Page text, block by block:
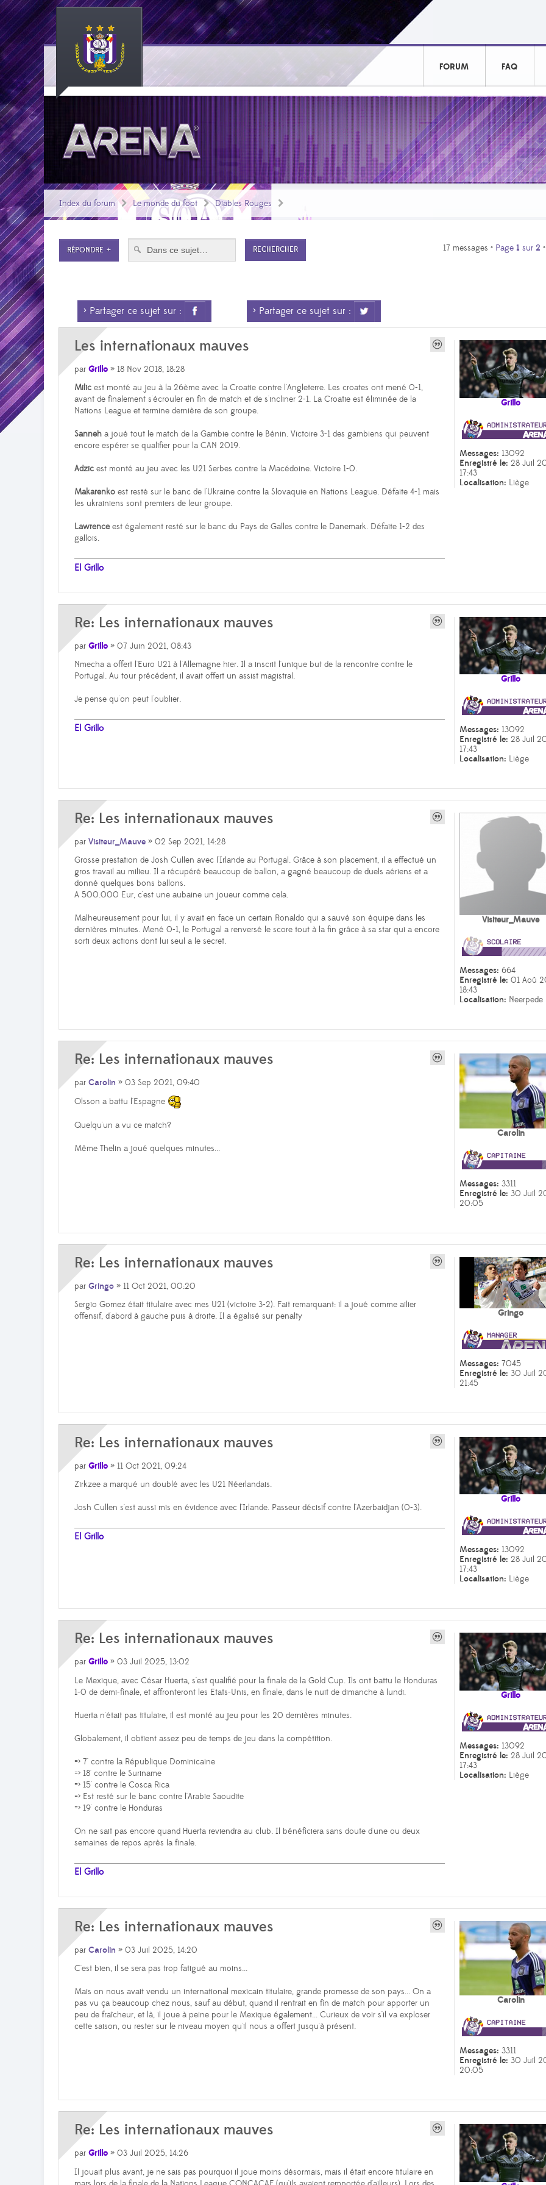
FORUM FAQ
Index du forum Le monde du foot Diables Rouges
RÉPONDRE 17 messages • Page 1 sur 2
> Partager ce sujet sur : > Partager ce sujet sur :
Les internationaux mauves
par Grillo » 18 Nov 2018, 18:28
Milic est monté au jeu à la 26ème avec la Croatie contre l'Angleterre. Les croates ont mené 0-1,
avant de finalement s'écrouler en fin de match et de s'incliner 2-1. La Croatie est éliminée de la
Nations League et termine dernière de son groupe.
Sanneh a joué tout le match de la Gambie contre le Bénin. Victoire 3-1 des gambiens qui peuvent
encore espérer se qualifier pour la CAN 2019.
Adzic est monté au jeu avec les U21 Serbes contre la Macédoine. Victoire 1-0.
Makarenko est resté sur le banc de l'Ukraine contre la Slovaquie en Nations League. Défaite 4-1 mais
les ukrainiens sont premiers de leur groupe.
Lawrenceest également resté sur le banc du Pays de Galles contre le Danemark. Défaite 1-2 des
gallois.
El Grillo
Grillo
Messages: 13092
Enregistré le: 28 Juil
17:43
Localisation: Liège
Re: Les internationaux mauves
par Grillo » 07 Juin 2021, 08:43
Nmecha a offert l'Euro U21 à l'Allemagne hier. Il a inscrit l'unique but de la rencontre contre le
Portugal. Au tour précédent, il avait offert un assist magistral.
Je pense qu'on peut l'oublier.
El Grillo
Grillo
Messages: 13092
Enregistré le: 28 Juil
17:43
Localisation: Liège
Re: Les internationaux mauves
par Visiteur_Mauve » 02 Sep 2021, 14:28
Grosse prestation de Josh Cullen avec l'Irlande au Portugal. Grâce à son placement, il a effectué un
gros travail au milieu. Il a récupéré beaucoup de ballon, a gagné beaucoup de duels aériens et a
donné quelques bons ballons.
A 500.000 Eur, c'est une aubaine un joueur comme cela.
Malheureusement pour lui, il y avait en face un certain Ronaldo qui a sauvé son équipe dans les
dernières minutes. Mené 0-1, le Portugal a renversé le score tout à la fin grâce à sa star qui a encore
sorti deux actions dont lui seul a le secret.
Visiteur_Mauve
Messages: 664
Enregistré le: 01 Aoû
18:43
Localisation: Neerpede
Re: Les internationaux mauves
par Carolin » 03 Sep 2021, 09:40
Olsson a battu l'Espagne
Quelqu'un a vu ce match?
Même Thelin a joué quelques minutes...
Carolin
Messages: 3311
Enregistré le: 30 Juil
20:05
Re: Les internationaux mauves
par Gringo » 11 Oct 2021, 00:20
Sergio Gomez était titulaire avec mes U21 (victoire 3-2). Fait remarquant: il a joué comme ailier
offensif, d'abord à gauche puis à droite. Il a égalisé sur penalty
Gringo
Messages: 7045
Enregistré le: 30 Juil
21:45
Re: Les internationaux mauves
par Grillo » 11 Oct 2021, 09:24
Zirkzee a marqué un doublé avec les U21 Néerlandais.
Josh Cullen s'est aussi mis en évidence avec l'Irlande. Passeur décisif contre l'Azerbaidjan (0-3).
El Grillo
Grillo
Messages: 13092
Enregistré le: 28 Juil
17:43
Localisation: Liège
Re: Les internationaux mauves
par Grillo » 03 Juil 2025, 13:02
Le Mexique, avec César Huerta, s'est qualifié pour la finale de la Gold Cup. Ils ont battu le Honduras
1-0 de demi-finale, et affronteront les Etats-Unis, en finale, dans le nuit de dimanche à lundi.
Huerta n'était pas titulaire, il est monté au jeu pour les 20 dernières minutes.
Globalement, il obtient assez peu de temps de jeu dans la compétition.
=> 7' contre la République Dominicaine
=> 18' contre le Suriname
=> 15' contre le Cosca Rica
=> Est resté sur le banc contre l'Arabie Saoudite
=> 19' contre le Honduras
On ne sait pas encore quand Huerta reviendra au club. Il bénéficiera sans doute d'une ou deux
semaines de repos après la finale.
El Grillo
Grillo
Messages: 13092
Enregistré le: 28 Juil
17:43
Localisation: Liège
Re: Les internationaux mauves
par Carolin » 03 Juil 2025, 14:20
C'est bien, il se sera pas trop fatigué au moins...
Mais on nous avait vendu un international mexicain titulaire, grande promesse de son pays... On a
pas vu ça beaucoup chez nous, sauf au début, quand il rentrait en fin de match pour apporter un
peu de fraîcheur, et là, il joue à peine pour le Mexique également... Curieux de voir s'il va exploser
cette saison, ou rester sur le niveau moyen qu'il nous a offert jusqu'à présent.
Carolin
Messages: 3311
Enregistré le: 30 Juil
20:05
Re: Les internationaux mauves
par Grillo » 03 Juil 2025, 14:26
Il jouait plus avant, je ne sais pas pourquoi il joue moins désormais, mais il était encore titulaire en